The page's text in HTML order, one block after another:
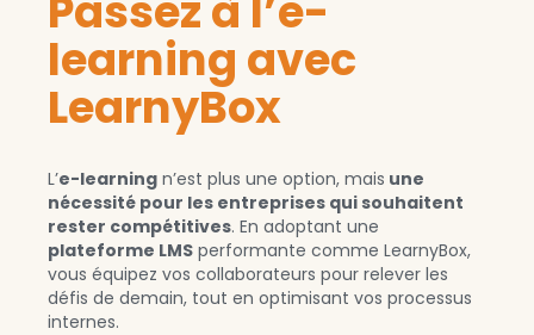
learning avec
LearnyBox
L’e-learning n’est plus une option, mais une
nécessité pour les entreprises qui souhaitent
rester compétitives. En adoptant une
plateforme LMS performante comme LearnyBox,
vous équipez vos collaborateurs pour relever les
défis de demain, tout en optimisant vos processus
internes.